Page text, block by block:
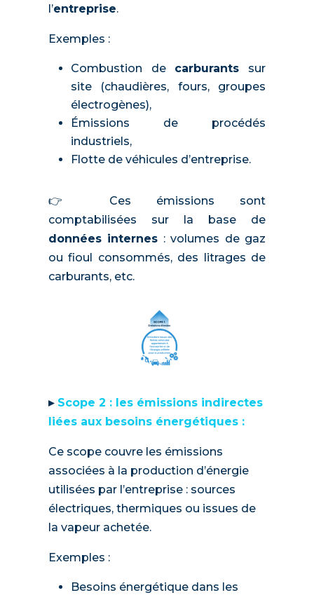
l’entreprise.
Exemples :
Combustion de carburants sur
site (chaudières, fours, groupes
électrogènes),
Émissions de procédés
industriels,
Flotte de véhicules d’entreprise.
👉 Ces émissions sont
comptabilisées sur la base de
données internes : volumes de gaz
ou fioul consommés, des litrages de
carburants, etc.
▸ Scope 2 : les émissions indirectes
liées aux besoins énergétiques :
Ce scope couvre les émissions
associées à la production d’énergie
utilisées par l’entreprise : sources
électriques, thermiques ou issues de
la vapeur achetée.
Exemples :
Besoins énergétique dans les